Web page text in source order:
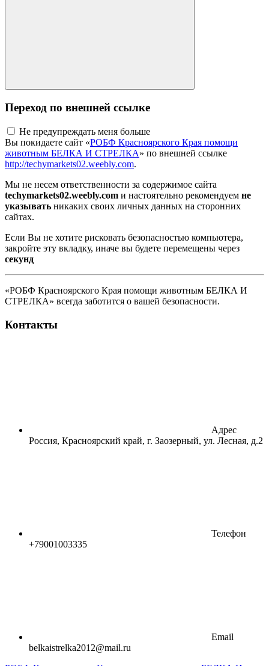
Переход по внешней ссылке
Не предупреждать меня больше
Вы покидаете сайт «РОБФ Красноярского Края помощи
животным БЕЛКА И СТРЕЛКА» по внешней ссылке
http://techymarkets02.weebly.com.
Мы не несем ответственности за содержимое сайта
techymarkets02.weebly.com и настоятельно рекомендуем не
указывать никаких своих личных данных на сторонних
сайтах.
Если Вы не хотите рисковать безопасностью компьютера,
закройте эту вкладку, иначе вы будете перемещены через
секунд
«РОБФ Красноярского Края помощи животным БЕЛКА И
СТРЕЛКА» всегда заботится о вашей безопасности.
Контакты
Адрес
Россия, Красноярский край, г. Заозерный, ул. Лесная, д.2
Телефон
+79001003335
Email
belkaistrelka2012@mail.ru